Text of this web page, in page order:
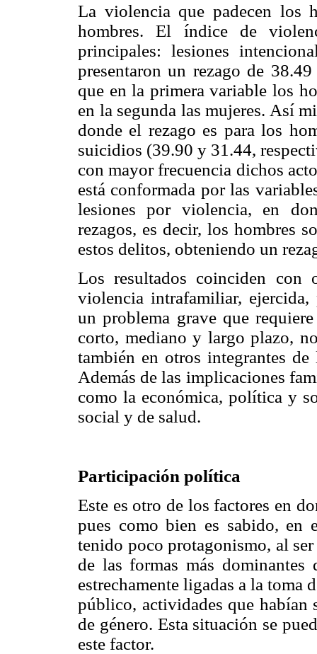
La violencia que padecen los
hombres. El índice de
principales: lesiones
presentaron un rezago de
que en la primera variable los
en la segunda las mujeres. Así
donde el rezago es para los
suicidios (39.90 y 31.44,
con mayor frecuencia dichos
está conformada por las
lesiones por violencia, en
rezagos, es decir, los hombres
estos delitos, obteniendo un
Los resultados coinciden con
violencia intrafamiliar,
un problema grave que
corto, mediano y largo plazo,
también en otros integrantes
Además de las implicaciones
como la económica, política y
social y de salud.
Participación política
Este es otro de los factores en
pues como bien es sabido, en
tenido poco protagonismo, al
de las formas más dominantes
estrechamente ligadas a la toma
público, actividades que habían
de género. Esta situación se
este factor.